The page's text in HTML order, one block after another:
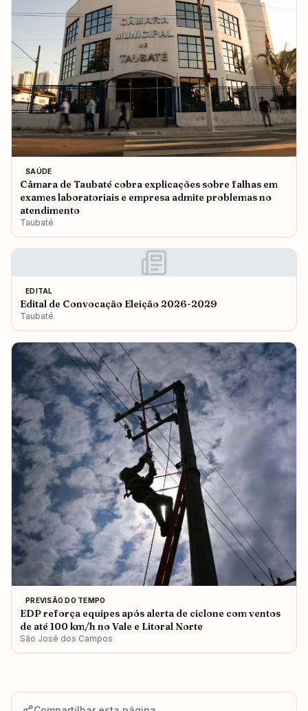
SAÚDE
Câmara de Taubaté cobra explicações sobre falhas em
exames laboratoriais e empresa admite problemas no
atendimento
Taubaté
EDITAL
Edital de Convocação Eleição 2026-2029
Taubaté
PREVISÃO DO TEMPO
EDP reforça equipes após alerta de ciclone com ventos
de até 100 km/h no Vale e Litoral Norte
São José dos Campos